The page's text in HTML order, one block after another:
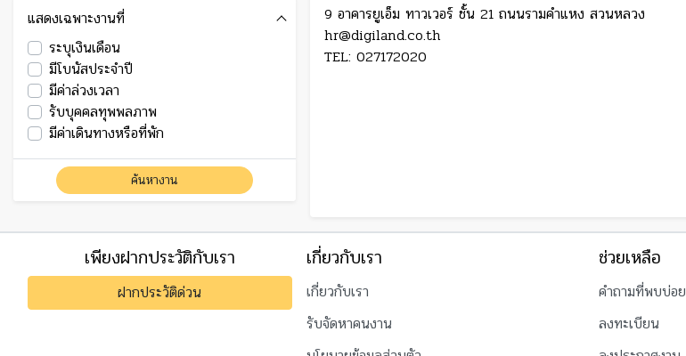
แสดงเฉพาะงานที่
ระบุเงินเดือน
มีโบนัสประจำปี
มีค่าล่วงเวลา
รับบุคคลทุพพลภาพ
มีค่าเดินทางหรือที่พัก
ค้นหางาน
9 อาคารยูเอ็ม ทาวเวอร์ ชั้น 21 ถนนรามคำแหง สวนหลวง
hr@digiland.co.th
TEL: 027172020
เพียงฝากประวัติกับเรา
ฝากประวัติด่วน
เกี่ยวกับเรา
เกี่ยวกับเรา
รับจัดหาคนงาน
ช่วยเหลือ
คำถามที่พบบ่อย
ลงทะเบียน